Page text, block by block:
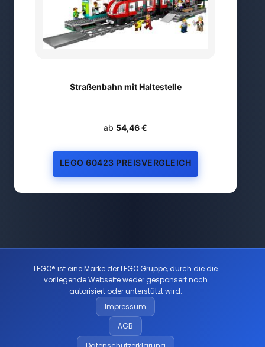
Straßenbahn mit Haltestelle
ab 54,46 €
LEGO 60423 PREISVERGLEICH
LEGO® ist eine Marke der LEGO Gruppe, durch die die
vorliegende Webseite weder gesponsert noch
autorisiert oder unterstützt wird.
Impressum
AGB